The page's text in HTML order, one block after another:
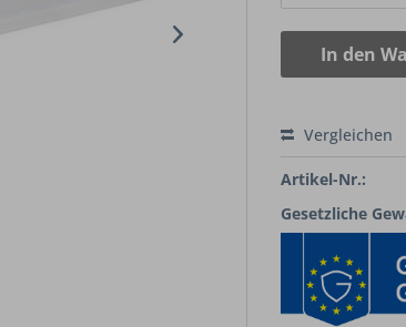
In den
Vergleichen
Artikel-Nr.:
Gesetzliche